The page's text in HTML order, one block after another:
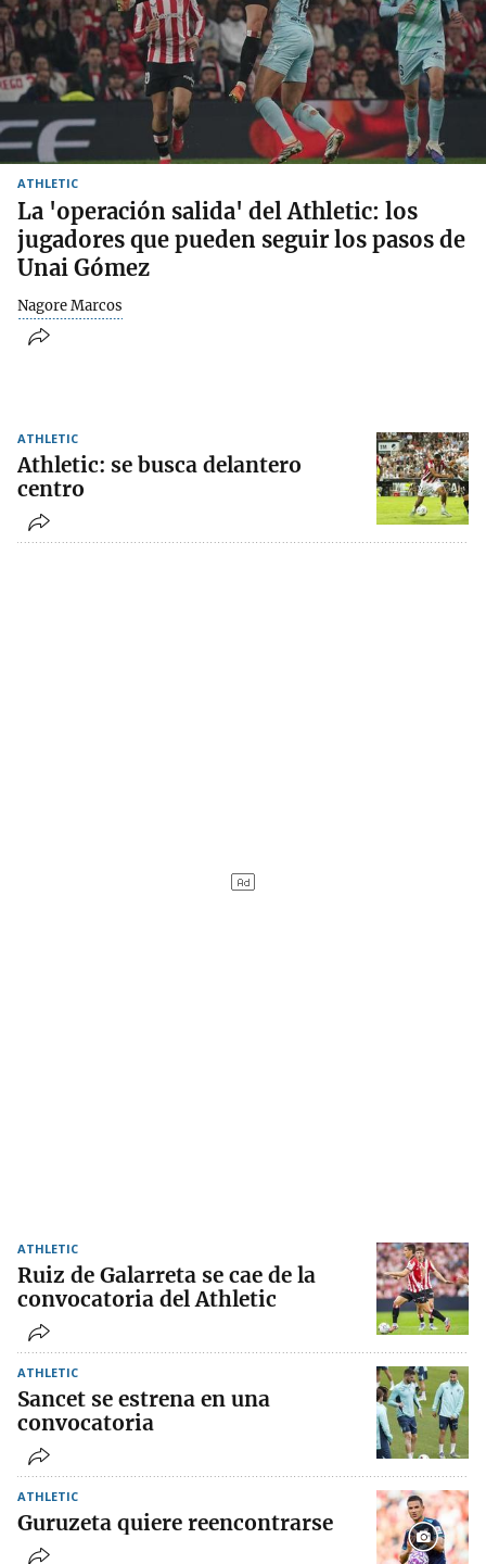
ATHLETIC
La 'operación salida' del Athletic: los
jugadores que pueden seguir los pasos de
Unai Gómez
Nagore Marcos
ATHLETIC
Athletic: se busca delantero
centro
ATHLETIC
Ruiz de Galarreta se cae de la
convocatoria del Athletic
ATHLETIC
Sancet se estrena en una
convocatoria
ATHLETIC
Guruzeta quiere reencontrarse